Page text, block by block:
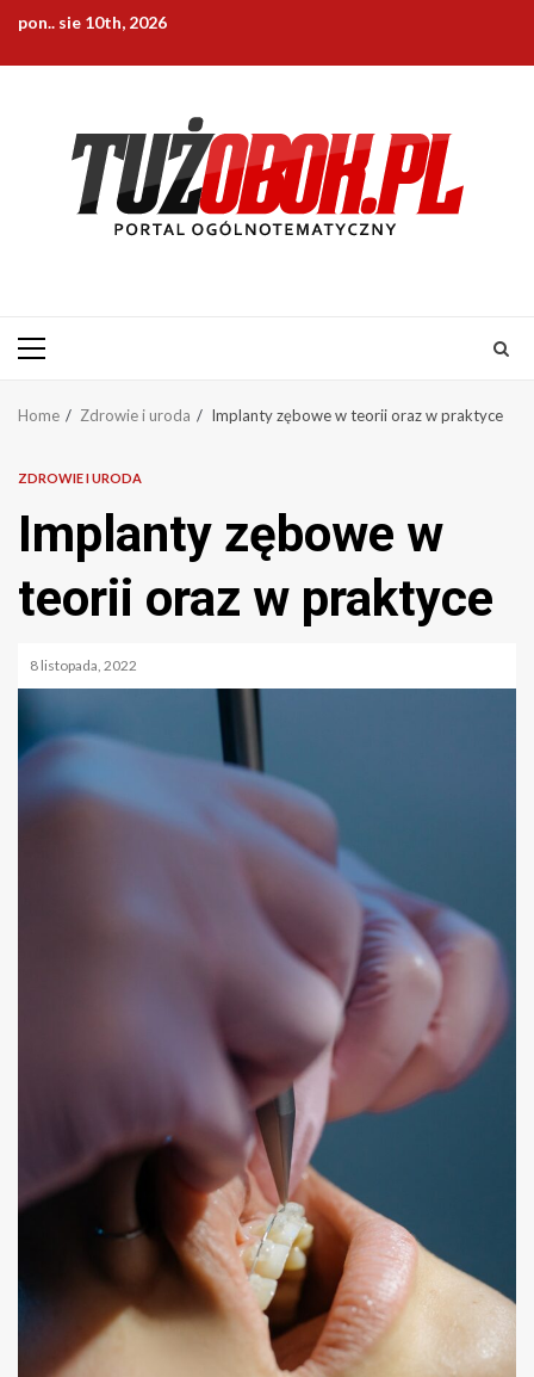
content
pon.. sie 10th, 2026
Primary
Home Zdrowie i uroda Implanty zębowe w teorii oraz w praktyce
ZDROWIE I URODA
Implanty zębowe w
teorii oraz w praktyce
8 listopada, 2022